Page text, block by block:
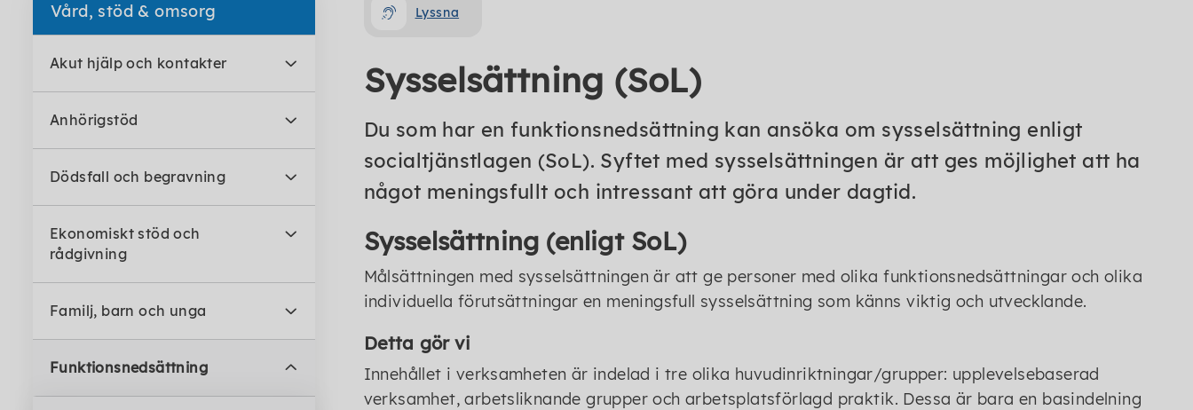
Vård, stöd & omsorg
Akut hjälp och kontakter
Anhörigstöd
Dödsfall och begravning
Ekonomiskt stöd och
rådgivning
Familj, barn och unga
Funktionsnedsättning
Lyssna
Sysselsättning (SoL)
Du som har en funktionsnedsättning kan ansöka om sysselsättning enligt
socialtjänstlagen (SoL). Syftet med sysselsättningen är att ges möjlighet att ha
något meningsfullt och intressant att göra under dagtid.
Sysselsättning (enligt SoL)
Målsättningen med sysselsättningen är att ge personer med olika funktionsnedsättningar och olika
individuella förutsättningar en meningsfull sysselsättning som känns viktig och utvecklande.
Detta gör vi
Innehållet i verksamheten är indelad i tre olika huvudinriktningar/grupper: upplevelsebaserad
verksamhet, arbetsliknande grupper och arbetsplatsförlagd praktik. Dessa är bara en basindelning